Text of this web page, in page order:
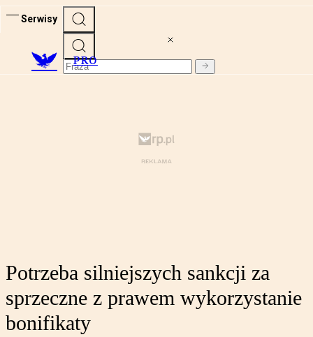
Serwisy
PRO
Potrzeba silniejszych sankcji za
sprzeczne z prawem wykorzystanie
bonifikaty